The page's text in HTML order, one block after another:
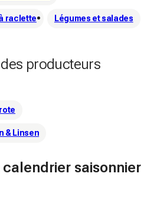
raclette Légumes et salades
producteurs
& Linsen
saisonnier